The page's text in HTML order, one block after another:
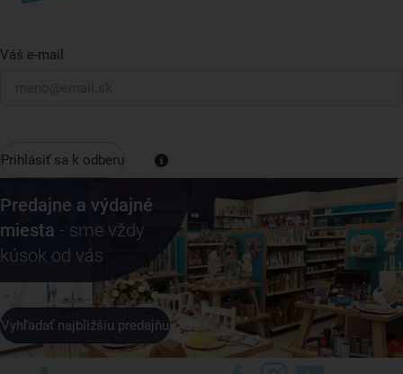
Váš e-mail
Prihlásiť sa k odberu
Predajne a výdajné
miesta - sme vždy
kúsok od vás
Vyhľadať najbližšiu predajňu